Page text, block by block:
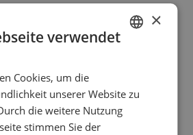
Nürtingen bietet Lösungen
in den Bereichen
Cloud Computing,
IT-Sicherheit an. Mit seinen ca.
das Unternehmen mehr als
durch die Convotis
×
verwendet
Cookies, um die
unserer Website zu
die weitere Nutzung
stimmen Sie der